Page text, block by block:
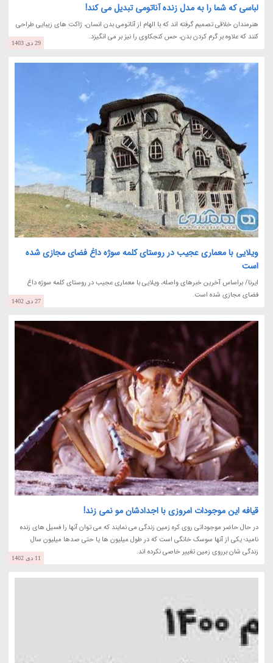
لباسی که شما را به مدل زنده آناتومی تبدیل می کند!
هنرمندان خلاقی تصمیم گرفته اند که با الهام از آناتومی بدن انسان، ژاکت های زیبایی طراحی
کنند که علاوه بر گرم کردن بدن، حس کنجکاوی را نیز بر می انگیزد.
29 دی 1403
ویلایی با معماری عجیب در روستای کلمه سوژه داغ فضای مجازی شده
است
ایرنا/ براساس آخرین خبرهای واصله، ویلایی با معماری عجیب در روستای کلمه سوژه داغ
فضای مجازی شده است.
27 دی 1402
قیافه این موجودات امروزی با اجدادشان مو نمی زند!
در حال حاضر موجوداتی روی کره زمین زندگی می نمایند که می توان آنها را فسیل های زنده
نامید؛ یکی از آنها سوسک خانگی است که در طول میلیون ها یا حتی صدها میلیون سال
زندگی شان برروی زمین تغییر خاصی نکرده اند.
11 دی 1402